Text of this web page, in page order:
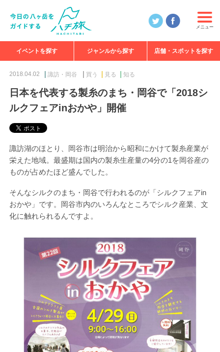
メニュー
イベントを探す ジャンルから探す 店舗・スポットを探す
2018.04.02 諏訪・岡谷 買う 見る 知る
日本を代表する製糸のまち・岡谷で「2018シ
ルクフェアinおかや」開催
諏訪湖のほとり、岡谷市は明治から昭和にかけて製糸産業が
栄えた地域。最盛期は国内の製糸生産量の4分の1を岡谷産の
ものが占めたほど盛んでした。
そんなシルクのまち・岡谷で行われるのが「シルクフェアin
おかや」です。岡谷市内のいろんなところでシルク産業、文
化に触れられるんですよ。